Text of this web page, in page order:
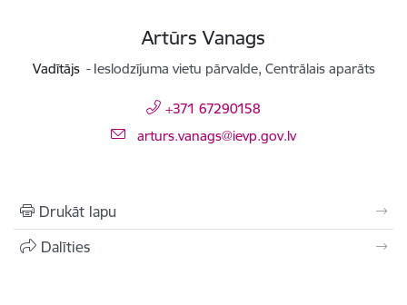
Artūrs Vanags
Vadītājs Ieslodzījuma vietu pārvalde, Centrālais aparāts
+371 67290158
E-pasts:
arturs.vanags@ievp.gov.lv
Drukāt lapu
Dalīties